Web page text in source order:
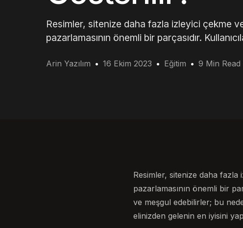
Resimler, sitenize daha fazla izleyici çekme
pazarlamasının önemli bir parçasıdır.
Arin Yazılım 16 Ekim 2023 Eğitim 9 Min Read
Resimler, sitenize daha fazla
pazarlamasının önemli bir
ve meşgul edebilirler; bu
elinizden gelenin en iyisini